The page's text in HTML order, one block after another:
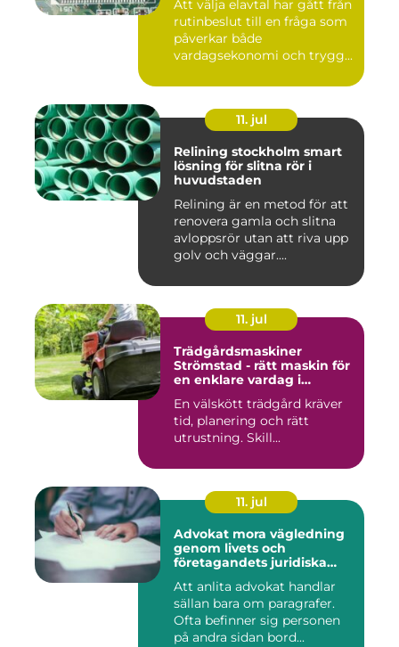
Att välja elavtal har gått från
rutinbeslut till en fråga som
påverkar både
vardagsekonomi och trygg...
11. jul
Relining stockholm smart
lösning för slitna rör i
huvudstaden
Relining är en metod för att
renovera gamla och slitna
avloppsrör utan att riva upp
golv och väggar....
11. jul
Trädgårdsmaskiner
Strömstad - rätt maskin för
en enklare vardag i
En välskött trädgård kräver
tid, planering och rätt
utrustning. Skill...
11. jul
Advokat mora vägledning
genom livets och
företagandets juridiska
Att anlita advokat handlar
sällan bara om paragrafer.
Ofta befinner sig personen
på andra sidan bord...